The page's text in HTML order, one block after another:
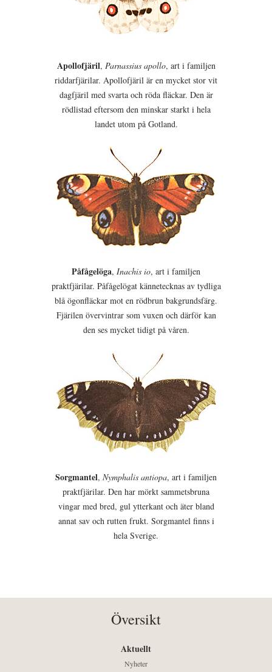
Apollofjäril, Parnassius apollo, art i familjen
riddarfjärilar. Apollofjäril är en mycket stor vit
dagfjäril med svarta och röda fläckar. Den är
rödlistad eftersom den minskar starkt i hela
landet utom på Gotland.
Påfågelöga, Inachis io, art i familjen
praktfjärilar. Påfågelögat kännetecknas av tydliga
blå ögonfläckar mot en rödbrun bakgrundsfärg.
Fjärilen övervintrar som vuxen och därför kan
den ses mycket tidigt på våren.
Sorgmantel, Nymphalis antiopa, art i familjen
praktfjärilar. Den har mörkt sammetsbruna
vingar med bred, gul ytterkant och äter bland
annat sav och rutten frukt. Sorgmantel finns i
hela Sverige.
Översikt
Aktuellt
Nyheter